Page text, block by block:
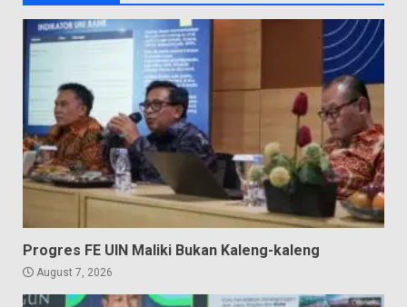
Progres FE UIN Maliki Bukan Kaleng-kaleng
August 7, 2026